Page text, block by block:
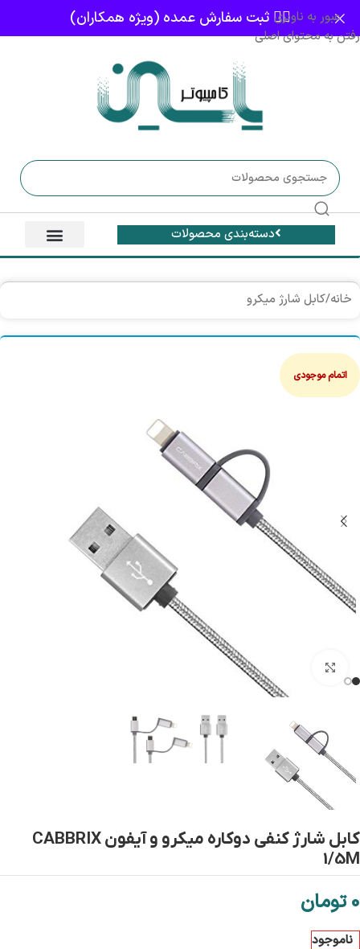
عبور به ناوبری
رفتن به محتوای اصلی
👈🏻 ثبت سفارش عمده (ویژه همکاران)
دسته‌بندی محصولات
خانه/کابل شارژ میکرو
اتمام موجودی
بزرگنمایی تصویر
کابل شارژ کنفی دوکاره میکرو و آیفون CABBRIX
1/5M
0 تومان
ناموجود